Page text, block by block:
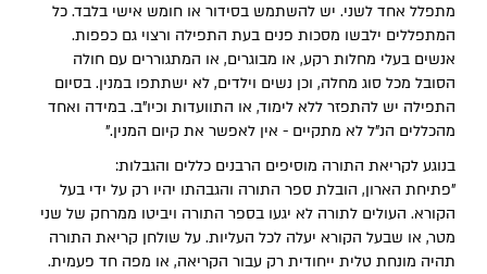
מתפלל אחד לשני. יש להשתמש בסידור או חומש אישי בלבד. כל
המתפללים ילבשו מסכות פנים בעת התפילה ורצוי גם כפפות.
אנשים בעלי מחלות רקע, או מבוגרים, או המתגוררים עם חולה
הסובל מכל סוג מחלה, וכן נשים וילדים, לא ישתתפו במנין. בסיום
התפילה יש להתפזר ללא לימוד, או התוועדות וכיו"ב. במידה ואחד
מהכללים הנ"ל לא מתקיים - אין לאפשר את קיום המנין."
בנוגע לקריאת התורה מוסיפים הרבנים כללים והגבלות:
"פתיחת הארון, הובלת ספר התורה והגבהתו יהיו רק על ידי בעל
הקורא. העולים לתורה לא יגעו בספר התורה ויביטו ממרחק של שני
מטר, או שבעל הקורא יעלה לכל העליות. על שולחן קריאת התורה
תהיה מונחת טלית ייחודית רק עבור הקריאה, או מפה חד פעמית.